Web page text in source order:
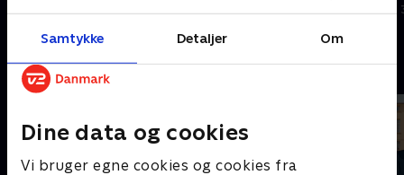
Samtykke Detaljer Om
Dine data og cookies
Vi bruger egne cookies og cookies fra
frigivelse.
Andre så også